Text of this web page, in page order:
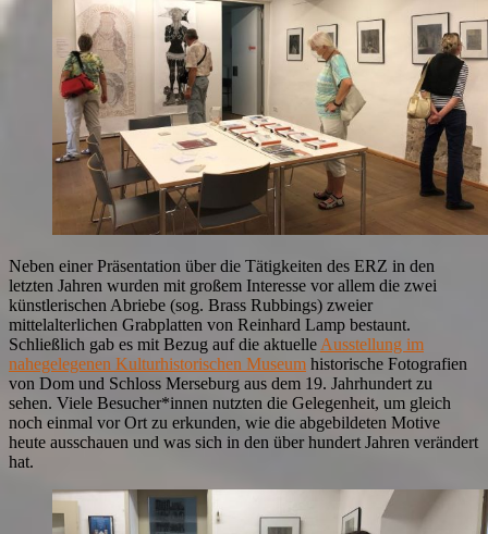
Neben einer Präsentation über die Tätigkeiten des ERZ in den
letzten Jahren wurden mit großem Interesse vor allem die zwei
künstlerischen Abriebe (sog. Brass Rubbings) zweier
mittelalterlichen Grabplatten von Reinhard Lamp bestaunt.
Schließlich gab es mit Bezug auf die aktuelle Ausstellung im
nahegelegenen Kulturhistorischen Museum historische Fotografien
von Dom und Schloss Merseburg aus dem 19. Jahrhundert zu
sehen. Viele Besucher*innen nutzten die Gelegenheit, um gleich
noch einmal vor Ort zu erkunden, wie die abgebildeten Motive
heute ausschauen und was sich in den über hundert Jahren verändert
hat.